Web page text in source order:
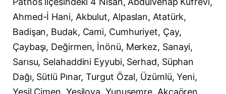
Ahmed-İ Hani, Akbulut, Alpaslan, Atatürk,
Badişan, Budak, Cami, Cumhuriyet, Çay,
Çaybaşı, Değirmen, İnönü, Merkez, Sanayi,
Sarısu, Selahaddini Eyyubi, Serhad, Süphan
Dağı, Sütlü Pınar, Turgut Özal, Üzümlü, Yeni,
Yeşil Çimen, Yeşilova, Yunusemre, Akçaören,